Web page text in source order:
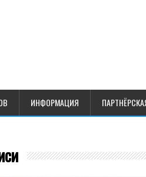
ИНФОРМАЦИЯ